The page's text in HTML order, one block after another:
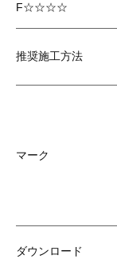
F☆☆☆☆
推奨施工方法
マーク
ダウンロード